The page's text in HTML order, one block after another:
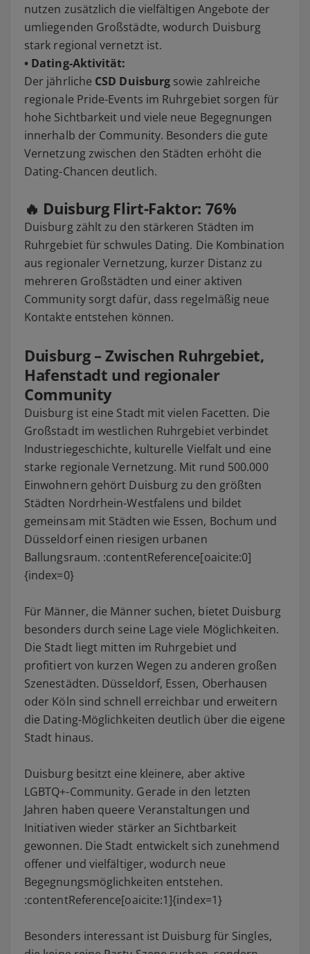
nutzen zusätzlich die vielfältigen Angebote der
umliegenden Großstädte, wodurch Duisburg
stark regional vernetzt ist.
• Dating-Aktivität:
Der jährliche CSD Duisburg sowie zahlreiche
regionale Pride-Events im Ruhrgebiet sorgen für
hohe Sichtbarkeit und viele neue Begegnungen
innerhalb der Community. Besonders die gute
Vernetzung zwischen den Städten erhöht die
Dating-Chancen deutlich.
🔥 Duisburg Flirt-Faktor: 76%
Duisburg zählt zu den stärkeren Städten im
Ruhrgebiet für schwules Dating. Die Kombination
aus regionaler Vernetzung, kurzer Distanz zu
mehreren Großstädten und einer aktiven
Community sorgt dafür, dass regelmäßig neue
Kontakte entstehen können.
Duisburg – Zwischen Ruhrgebiet,
Hafenstadt und regionaler
Community
Duisburg ist eine Stadt mit vielen Facetten. Die
Großstadt im westlichen Ruhrgebiet verbindet
Industriegeschichte, kulturelle Vielfalt und eine
starke regionale Vernetzung. Mit rund 500.000
Einwohnern gehört Duisburg zu den größten
Städten Nordrhein-Westfalens und bildet
gemeinsam mit Städten wie Essen, Bochum und
Düsseldorf einen riesigen urbanen
Ballungsraum. :contentReference[oaicite:0]
{index=0}
Für Männer, die Männer suchen, bietet Duisburg
besonders durch seine Lage viele Möglichkeiten.
Die Stadt liegt mitten im Ruhrgebiet und
profitiert von kurzen Wegen zu anderen großen
Szenestädten. Düsseldorf, Essen, Oberhausen
oder Köln sind schnell erreichbar und erweitern
die Dating-Möglichkeiten deutlich über die eigene
Stadt hinaus.
Duisburg besitzt eine kleinere, aber aktive
LGBTQ+-Community. Gerade in den letzten
Jahren haben queere Veranstaltungen und
Initiativen wieder stärker an Sichtbarkeit
gewonnen. Die Stadt entwickelt sich zunehmend
offener und vielfältiger, wodurch neue
Begegnungsmöglichkeiten entstehen.
:contentReference[oaicite:1]{index=1}
Besonders interessant ist Duisburg für Singles,